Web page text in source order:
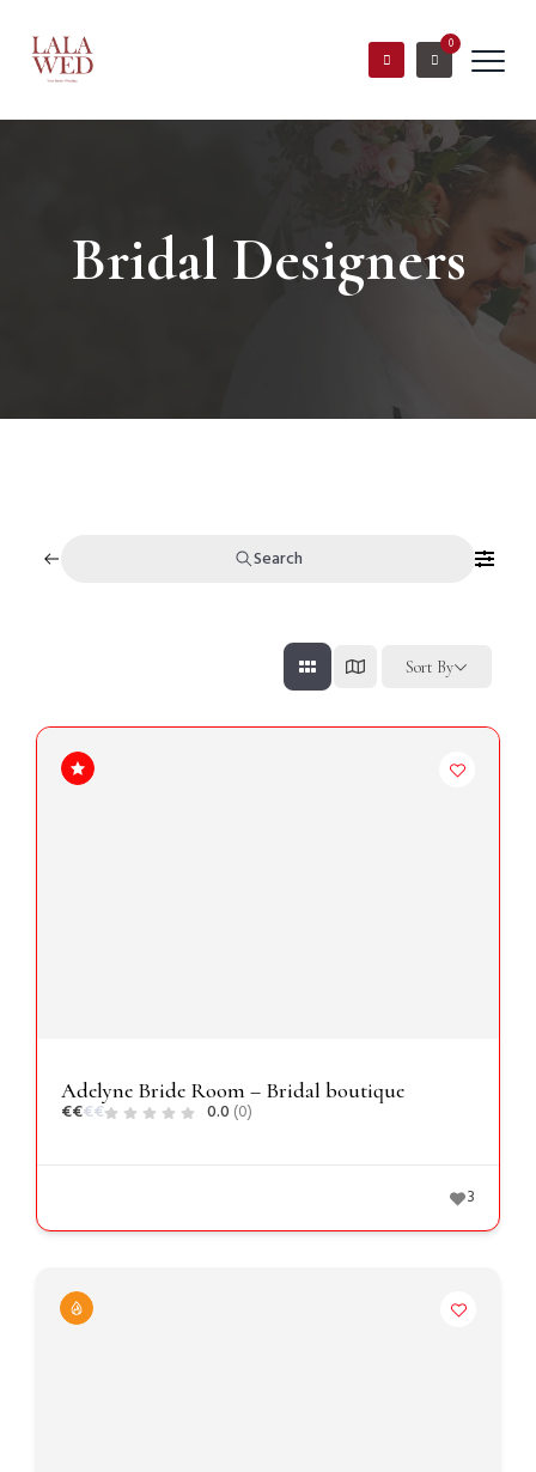
0
Bridal Designers
Search
Sort By
Adelyne Bride Room – Bridal boutique
€€€€ 0.0 (0)
3